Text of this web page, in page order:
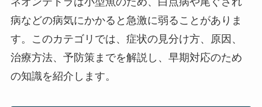
病などの病気にかかると急激に弱ることがありま
す。このカテゴリでは、症状の見分け方、原因、
治療方法、予防策までを解説し、早期対応のため
の知識を紹介します。